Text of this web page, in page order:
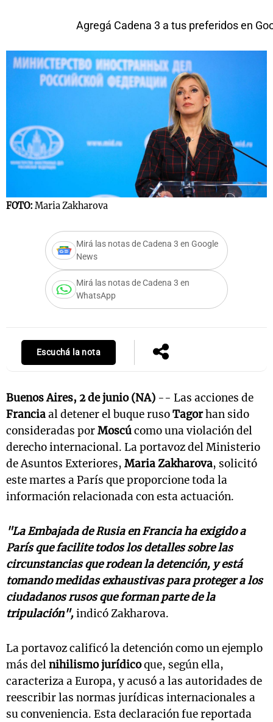
Agregá Cadena 3 a tus preferidos en
FOTO: Maria Zakharova
Mirá las notas de Cadena 3 en Google
News
Mirá las notas de Cadena 3 en
WhatsApp
Escuchá la nota
Buenos Aires, 2 de junio (NA) -- Las acciones de
Franciaal detener el buque rusoTagorhan sido
consideradas porMoscúcomo una violación del
derecho internacional. La portavoz del Ministerio
de Asuntos Exteriores, Maria Zakharova, solicitó
este martes a París que proporcione toda la
información relacionada con esta actuación.
"La Embajada de Rusia en Francia ha exigido a
París que facilite todos los detalles sobre las
circunstancias que rodean la detención, y está
tomando medidas exhaustivas para proteger a los
ciudadanos rusos que forman parte de la
tripulación",indicó Zakharova.
La portavoz calificó la detención como un ejemplo
más delnihilismo jurídicoque, según ella,
caracteriza a Europa, y acusó a las autoridades de
reescribir las normas jurídicas internacionales a
su conveniencia. Esta declaración fue reportada